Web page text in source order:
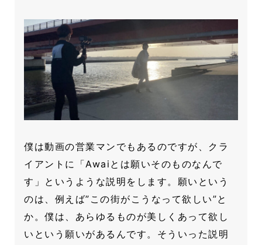
僕は動画の営業マンでもあるのですが、クラ
イアントに「Awaiとは願いそのものなんで
す」というような説明をします。願いという
のは、例えば”この街がこうなって欲しい”と
か。僕は、あらゆるものが美しくあって欲し
いという願いがあるんです。そういった説明